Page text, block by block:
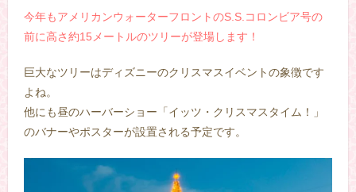
今年もアメリカンウォーターフロントのS.S.コロンビア号の
前に高さ約15メートルのツリーが登場します！
巨大なツリーはディズニーのクリスマスイベントの象徴です
よね。
他にも昼のハーバーショー「イッツ・クリスマスタイム！」
のバナーやポスターが設置される予定です。